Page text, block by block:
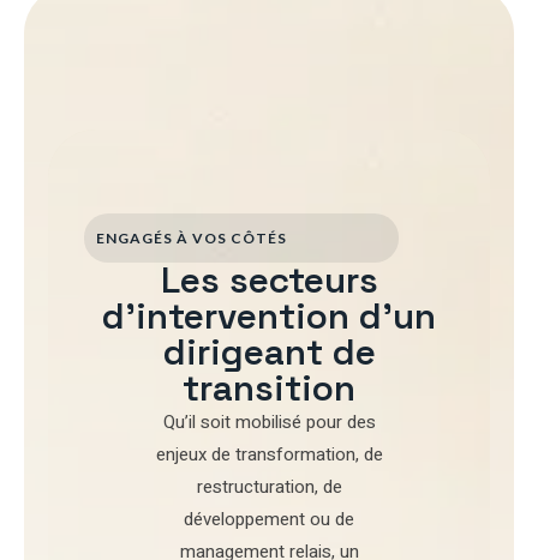
ENGAGÉS À VOS CÔTÉS
Les secteurs
d'intervention d'un
dirigeant de
transition
Qu’il soit mobilisé pourdes
enjeux de transformation, de
restructuration, de
développementou de
management relais, un